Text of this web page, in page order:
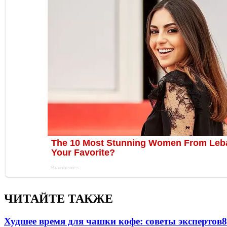
ЧИТАЙТЕ ТАКЖЕ
Худшее время для чашки кофе: советы экспертов